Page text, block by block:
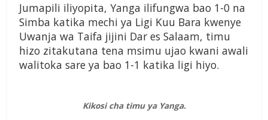
Jumapili iliyopita, Yanga ilifungwa bao 1-0 na
Simba katika mechi ya Ligi Kuu Bara kwenye
Uwanja wa Taifa jijini Dar es Salaam, timu
hizo zitakutana tena msimu ujao kwani awali
walitoka sare ya bao 1-1 katika ligi hiyo.
Kikosi cha timu ya Yanga.